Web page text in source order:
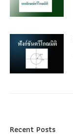
Recent Posts